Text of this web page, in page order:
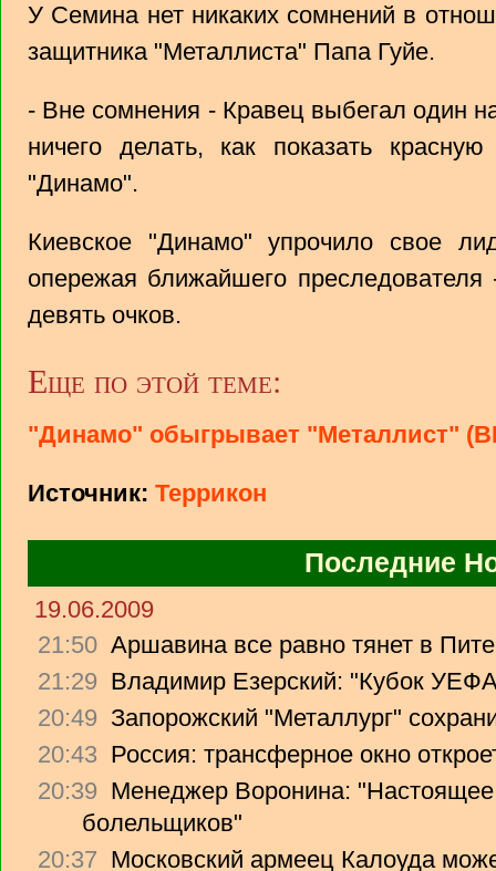
У Семина нет никаких сомнений в
защитника "Металлиста" Папа Гуйе.
- Вне сомнения - Кравец выбегал один
ничего делать, как показать
"Динамо".
Киевское "Динамо" упрочило свое
опережая ближайшего
девять очков.
Еще по этой теме:
"Динамо" обыгрывает "Металлист"
Источник: Террикон
Последние
19.06.2009
21:50 Аршавина все равно тянет в
21:29 Владимир Езерский: "Кубок
20:49 Запорожский "Металлург"
20:43 Россия: трансферное окно
20:39 Менеджер Воронина: "Настоящее
болельщиков"
20:37 Московский армеец Калоуда